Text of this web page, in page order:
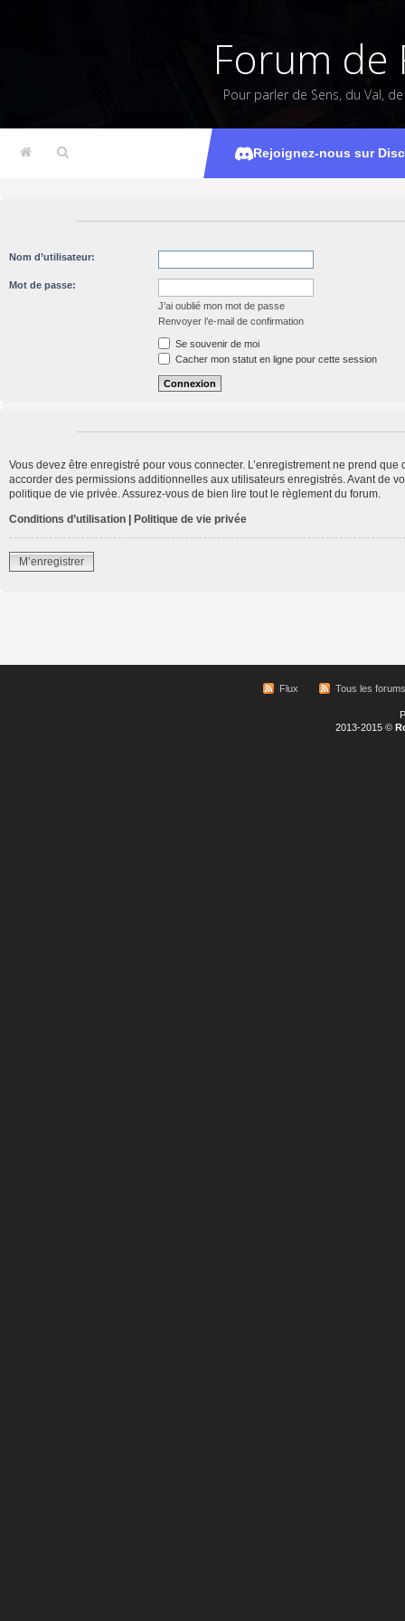
Forum de
Pour parler de Sens, du Val,
Rejoignez-nous sur
Nom d’utilisateur:
Mot de passe:
J’ai oublié mon mot de passe
Renvoyer l’e-mail de confirmation
Se souvenir de moi
Cacher mon statut en ligne pour cette session
Vous devez être enregistré pour vous connecter. L’enregistrement ne prend
accorder des permissions additionnelles aux utilisateurs enregistrés. Avant de
politique de vie privée. Assurez-vous de bien lire tout le règlement du forum.
Conditions d’utilisation
Politique de vie privée
M’enregistrer
Flux Tous les forums
2013-2015 ©